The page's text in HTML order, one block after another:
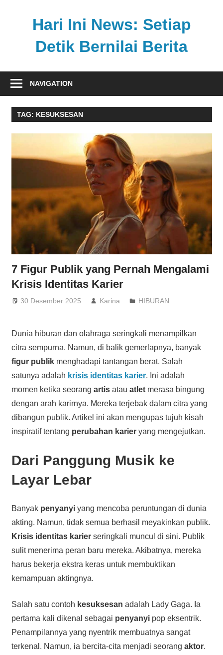
Hari Ini News: Setiap
Detik Bernilai Berita
nasional
internasional
tercepat
NAVIGATION
TAG: KESUKSESAN
7 Figur Publik yang Pernah Mengalami
Krisis Identitas Karier
30 Desember 2025 Karina HIBURAN
Dunia hiburan dan olahraga seringkali menampilkan
citra sempurna. Namun, di balik gemerlapnya, banyak
figur publikmenghadapi tantangan berat. Salah
satunya adalah krisis identitas karier. Ini adalah
momen ketika seorang artisatau atletmerasa bingung
dengan arah karirnya. Mereka terjebak dalam citra yang
dibangun publik. Artikel ini akan mengupas tujuh kisah
inspiratif tentang perubahan karieryang mengejutkan.
Dari Panggung Musik ke
Layar Lebar
Banyak penyanyiyang mencoba peruntungan di dunia
akting. Namun, tidak semua berhasil meyakinkan publik.
Krisis identitas karierseringkali muncul di sini. Publik
sulit menerima peran baru mereka. Akibatnya, mereka
harus bekerja ekstra keras untuk membuktikan
kemampuan aktingnya.
Salah satu contoh kesuksesan adalah Lady Gaga. Ia
pertama kali dikenal sebagai penyanyipop eksentrik.
Penampilannya yang nyentrik membuatnya sangat
terkenal. Namun, ia bercita-cita menjadi seorang aktor.